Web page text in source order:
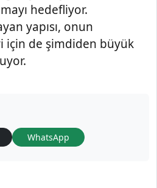
hedefliyor.
yapısı, onun
için de şimdiden büyük
WhatsApp